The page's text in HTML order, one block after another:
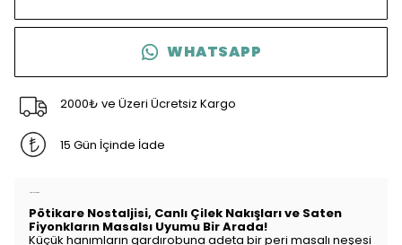
WHATSAPP
2000₺ ve Üzeri Ücretsiz Kargo
15 Gün İçinde İade
Pötikare Nostaljisi, Canlı Çilek Nakışları ve Saten
Fiyonkların Masalsı Uyumu Bir Arada!
Küçük hanımların gardırobuna adeta bir peri masalı neşesi